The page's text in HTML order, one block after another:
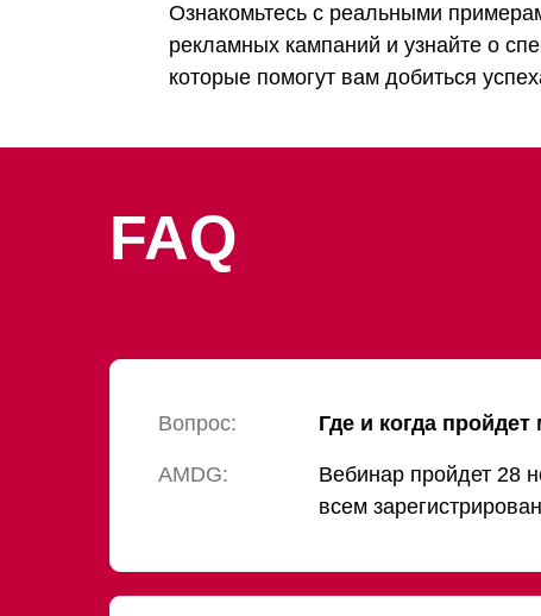
Ознакомьтесь с реальными
рекламных кампаний и узнайте о
которые помогут вам добиться
FAQ
Вопрос: Где и когда
AMDG:
Вебинар пройдет 28
всем